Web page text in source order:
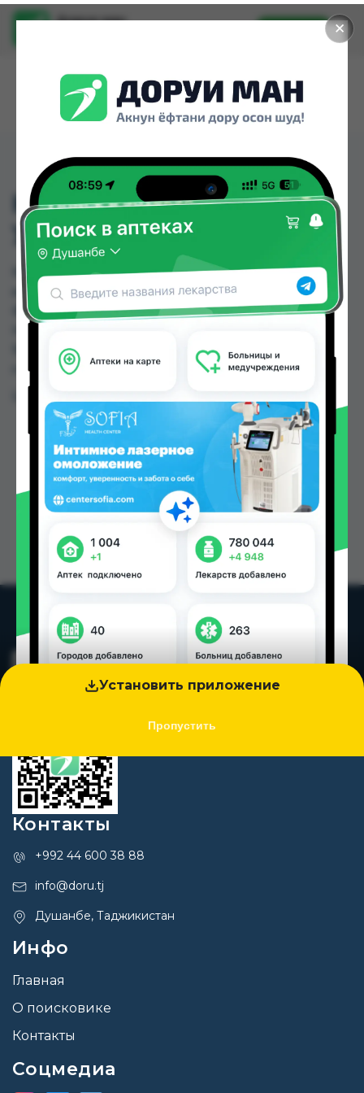
✕
Установить приложение
Пропустить
Доруи ман
Установить
КАНДИБИОТИК КАПП
УШН 5 МЛ
КАНДИБИОТИК КАПП УШН 5 МЛ можно купить
или заказать в аптеках, Дору Фарм №2, Дору
Фарм №20, Дору Фарм №6, Дору фарм №7,
94.00 TJS до 160.00 TJS в Душанбе и других
городах Таджикистана
Контакты
+992 44 600 38 88
info@doru.tj
Душанбе, Таджикистан
Инфо
Главная
О поисковике
Контакты
Соцмедиа